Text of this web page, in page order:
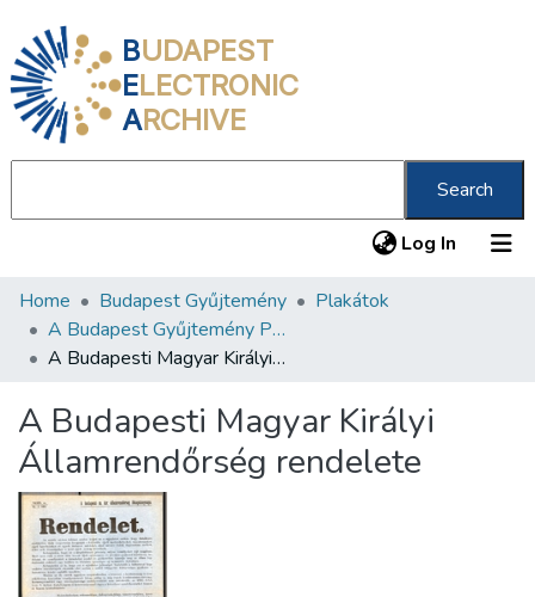
BUDAPEST
ELECTRONIC
ARCHIVE
Search
Log In (current)
Communities & Collections
All of DSpace
About us
Home Budapest Gyűjtemény
Plakátok
A Budapest Gyűjtemény Plakáttárának plakátjai
A Budapesti Magyar Királyi Államrendőrség rendelete
A Budapesti Magyar Királyi
Államrendőrség rendelete